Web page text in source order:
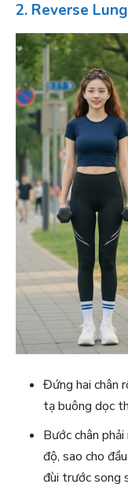
2. Reverse
Đứng hai chân
tạ buông dọc
Bước chân
độ, sao cho
đùi trước song